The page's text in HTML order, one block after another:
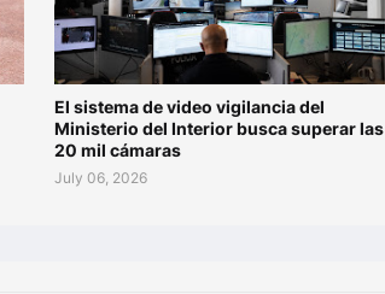
El sistema de video vigilancia del
Ministerio del Interior busca superar las
20 mil cámaras
July 06, 2026